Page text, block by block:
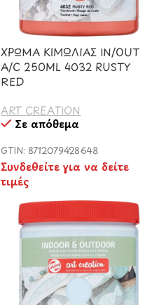
ΧΡΩΜΑ ΚΙΜΩΛΙΑΣ IN/OUT
A/C 250ML 4032 RUSTY
RED
ART CREATION
Σε απόθεμα
GTIN: 8712079428648
Συνδεθείτε για να δείτε
τιμές